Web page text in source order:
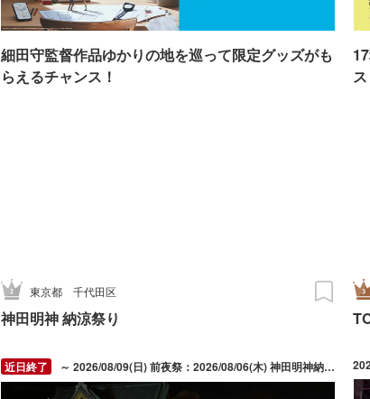
細田守監督作品ゆかりの地を巡って限定グッズがも
らえるチャンス！
東京都千代田区
神田明神 納涼祭り
～ 2026/08/09(日) 前夜祭：2026/08/06(木) 神田明神納涼祭り：2026/08/07(金) ～ 2026/08/09(日)